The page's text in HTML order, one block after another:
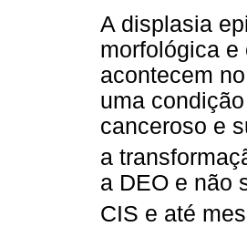
A displasia
morfológica
acontecem
uma
canceroso e
a
a DEO e não
CIS e até